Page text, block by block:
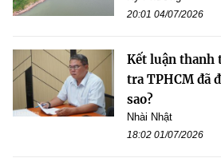
20:01 04/07/2026
Kết luận thanh
tra TPHCM đã
sao?
Nhài Nhật
18:02 01/07/2026